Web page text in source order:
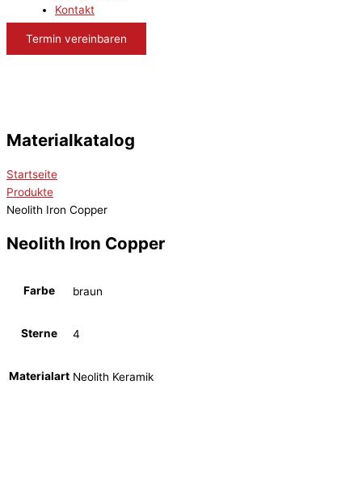
Kontakt
Termin vereinbaren
Materialkatalog
Startseite
Produkte
Neolith Iron Copper
Neolith Iron Copper
Farbe braun
Sterne 4
Materialart Neolith Keramik